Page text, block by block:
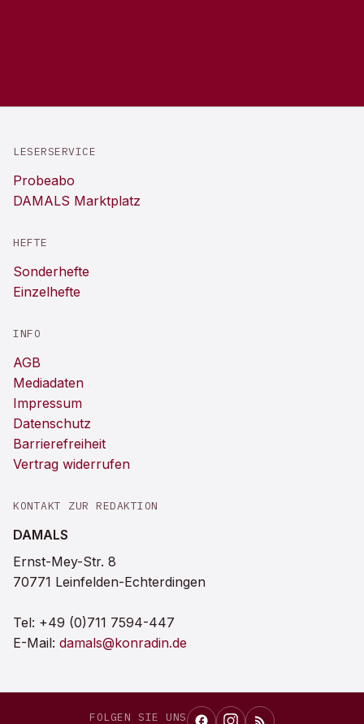
LESERSERVICE
Probeabo
DAMALS Marktplatz
HEFTE
Sonderhefte
Einzelhefte
INFO
AGB
Mediadaten
Impressum
Datenschutz
Barrierefreiheit
Vertrag widerrufen
KONTAKT ZUR REDAKTION
DAMALS
Ernst-Mey-Str. 8
70771 Leinfelden-Echterdingen
Tel: +49 (0)711 7594-447
E-Mail: damals@konradin.de
FOLGEN SIE UNS